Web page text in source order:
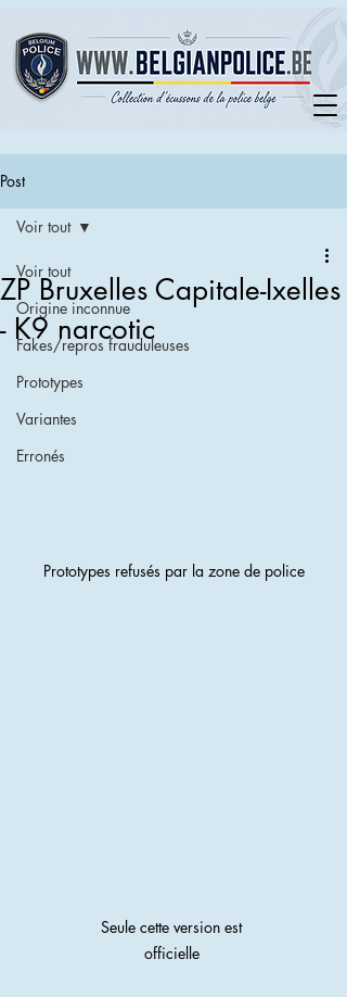
Post
Voir tout
Origine inconnue
Fakes/repros frauduleuses
Prototypes
Variantes
Erronés
Voir tout
ZP Bruxelles Capitale-Ixelles
- K9 narcotic
Prototypes refusés par la zone de police
Seule cette version est
officielle